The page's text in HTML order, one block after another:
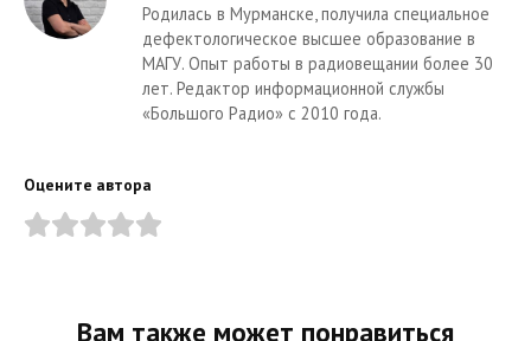
Родилась в Мурманске, получила специальное
дефектологическое высшее образование в
МАГУ. Опыт работы в радиовещании более 30
лет. Редактор информационной службы
«Большого Радио» с 2010 года.
Оцените автора
Вам также может понравиться